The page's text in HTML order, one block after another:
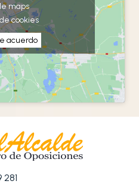
maps
cookies
acuerdo